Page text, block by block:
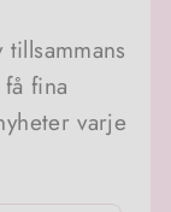
fina
varje